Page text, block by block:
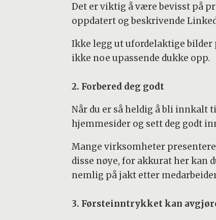
Det er viktig å være bevisst på
oppdatert og beskrivende
Ikke legg ut ufordelaktige bilder
ikke noe upassende dukke opp.
2. Forbered deg godt
Når du er så heldig å bli innkalt
hjemmesider og sett deg godt
Mange virksomheter
disse nøye, for akkurat her kan
nemlig på jakt etter
3. Førsteinntrykket kan